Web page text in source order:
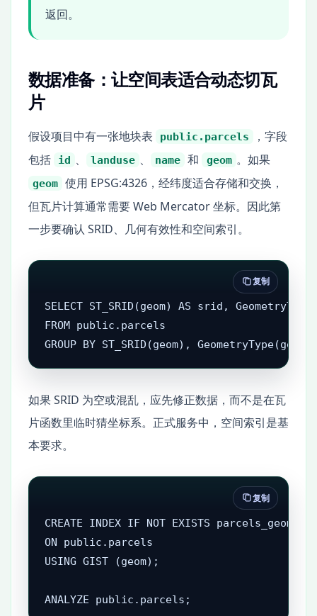
返回。
数据准备：让空间表适合动态切瓦
片
假设项目中有一张地块表 public.parcels
，字段
包括
id 、 landuse 、 name 和 geom 。如果
geom 使用 EPSG:4326，经纬度适合存储和交换，
但瓦片计算通常需要 Web Mercator 坐标。因此第
一步要确认 SRID、几何有效性和空间索引。
SELECT ST_SRID(geom) AS srid,
FROM public.parcels
GROUP BY ST_SRID(geom),
复制
如果 SRID 为空或混乱，应先修正数据，而不是在瓦
片函数里临时猜坐标系。正式服务中，空间索引是基
本要求。
CREATE INDEX IF NOT EXISTS
ON public.parcels
USING GIST (geom);
ANALYZE public.parcels;
复制